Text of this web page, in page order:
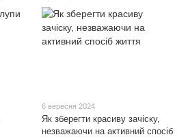
6 вересня 2024
Як зберегти красиву зачіску,
незважаючи на активний спосіб